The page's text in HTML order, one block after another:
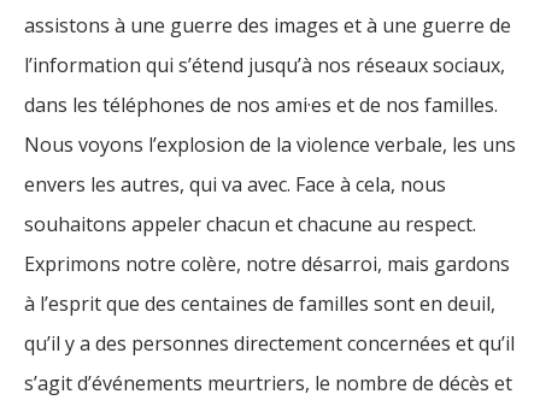
assistons à une guerre des images et à une guerre de
l’information qui s’étend jusqu’à nos réseaux sociaux,
dans les téléphones de nos ami·es et de nos familles.
Nous voyons l’explosion de la violence verbale, les uns
envers les autres, qui va avec. Face à cela, nous
souhaitons appeler chacun et chacune au respect.
Exprimons notre colère, notre désarroi, mais gardons
à l’esprit que des centaines de familles sont en deuil,
qu’il y a des personnes directement concernées et qu’il
s’agit d’événements meurtriers, le nombre de décès et